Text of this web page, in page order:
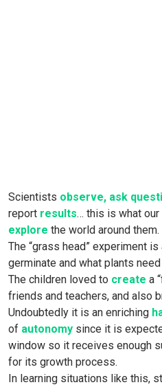
Scientists observe, ask
report results… this is what
explore the world around them.
The “grass head” experiment
germinate and what plants
The children loved to create a
friends and teachers, and also
Undoubtedly it is an enriching
of autonomy since it is
window so it receives enough
for its growth process.
In learning situations like this,